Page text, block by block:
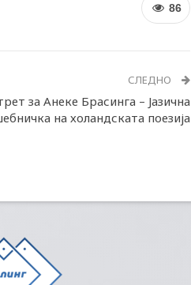
86
СЛЕДНО
за Анеке Брасинга – Јазична
на холандската поезија